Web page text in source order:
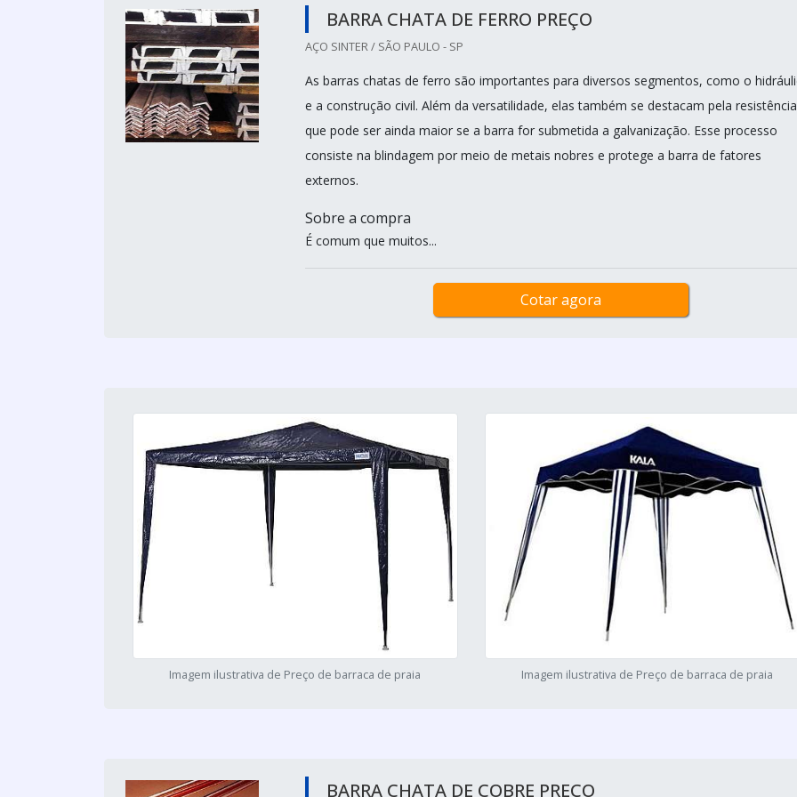
BARRA CHATA DE FERRO PREÇO
AÇO SINTER / SÃO PAULO - SP
As barras chatas de ferro são importantes para diversos segmentos, como o
e a construção civil. Além da versatilidade, elas também se destacam pela
que pode ser ainda maior se a barra for submetida a galvanização. Esse processo
consiste na blindagem por meio de metais nobres e protege a barra de fatores
externos.
Sobre a compra
É comum que muitos...
Cotar agora
Imagem ilustrativa de Preço de barraca de praia Imagem ilustrativa de Preço de barraca de praia
BARRA CHATA DE COBRE PREÇO